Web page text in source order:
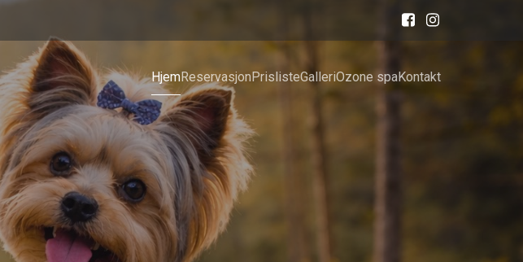
HjemReservasjonPrislisteGalleriOzone spaKontakt